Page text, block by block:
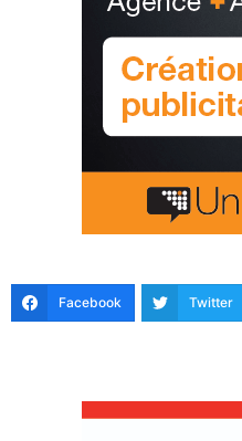
Facebook Twitter